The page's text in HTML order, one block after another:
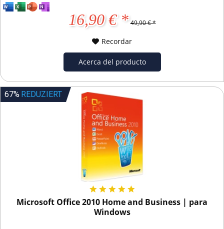
16,90 € * 49,90 € *
Recordar
Acerca del producto
67% REDUZIERT
Microsoft Office 2010 Home and Business | para
Windows